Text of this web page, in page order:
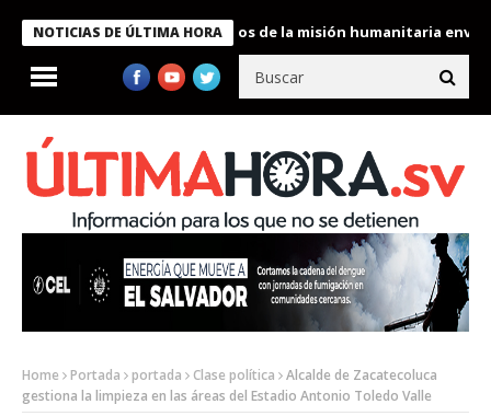
NOTICIAS DE ÚLTIMA HORA
condecora a miembros de la misión humanitaria enviada a
Home Portada portada Clase política
Alcalde de Zacatecoluca
gestiona la limpieza en las áreas del Estadio Antonio Toledo Valle